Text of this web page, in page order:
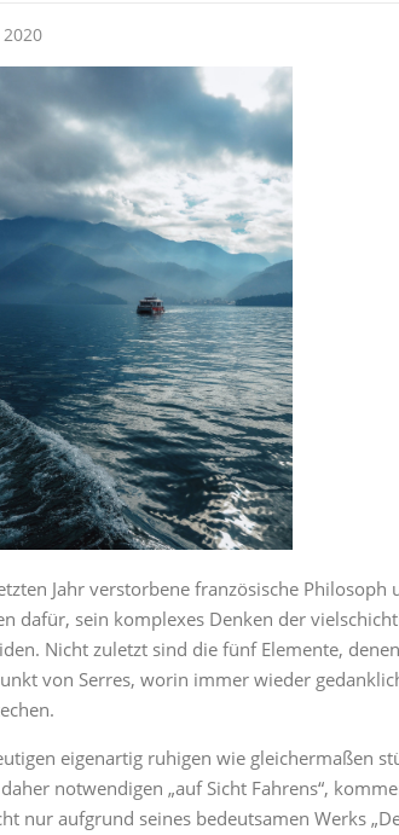
Jahr verstorbene französische
dafür, sein komplexes Denken der
Nicht zuletzt sind die fünf Elemente,
von Serres, worin immer wieder
eigenartig ruhigen wie gleichermaßen
notwendigen „auf Sicht Fahrens“,
nur aufgrund seines bedeutsamen Werks